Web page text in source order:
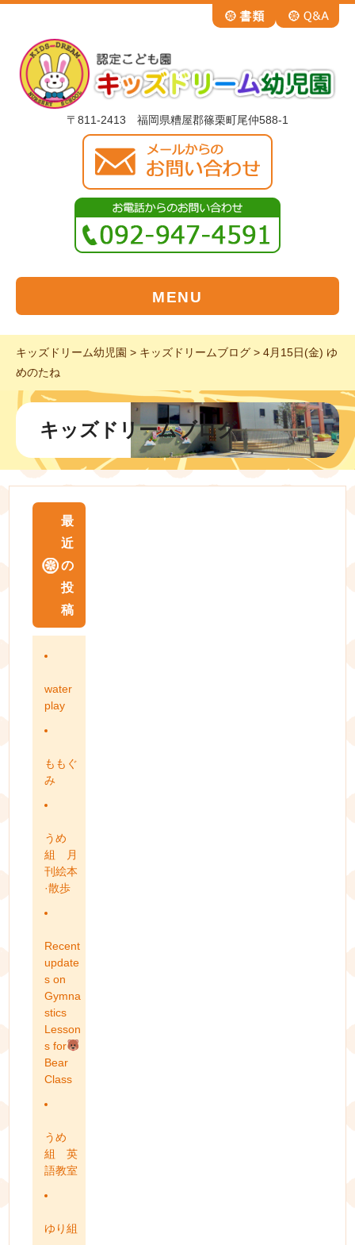
〒811-2413 福岡県糟屋郡篠栗町尾仲588-1
MENU
キッズドリーム幼児園 > キッズドリームブログ > 4月15日(金) ゆ
めのたね
キッズドリームブログ
最
近
の
投
稿
water
play
ももぐ
み
うめ
組 月
刊絵本
·散歩
Recent
update
s on
Gymna
stics
Lesson
s for
Bear
Class
うめ
組 英
語教室
ゆり組